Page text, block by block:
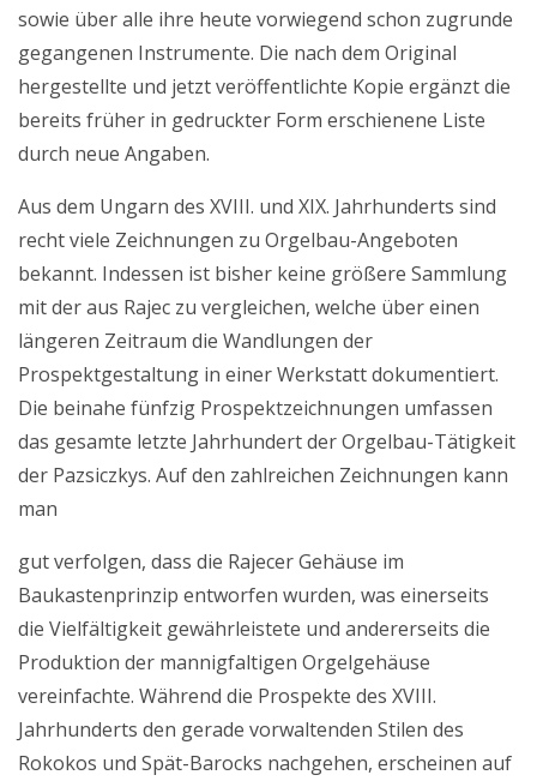
sowie über alle ihre heute vorwiegend schon zugrunde
gegangenen Instrumente. Die nach dem Original
hergestellte und jetzt veröffentlichte Kopie ergänzt die
bereits früher in gedruckter Form erschienene Liste
durch neue Angaben.
Aus dem Ungarn des XVIII. und XIX. Jahrhunderts sind
recht viele Zeichnungen zu Orgelbau-Angeboten
bekannt. Indessen ist bisher keine größere Sammlung
mit der aus Rajec zu vergleichen, welche über einen
längeren Zeitraum die Wandlungen der
Prospektgestaltung in einer Werkstatt dokumentiert.
Die beinahe fünfzig Prospektzeichnungen umfassen
das gesamte letzte Jahrhundert der Orgelbau-Tätigkeit
der Pazsiczkys. Auf den zahlreichen Zeichnungen kann
man
gut verfolgen, dass die Rajecer Gehäuse im
Baukastenprinzip entworfen wurden, was einerseits
die Vielfältigkeit gewährleistete und andererseits die
Produktion der mannigfaltigen Orgelgehäuse
vereinfachte. Während die Prospekte des XVIII.
Jahrhunderts den gerade vorwaltenden Stilen des
Rokokos und Spät-Barocks nachgehen, erscheinen auf